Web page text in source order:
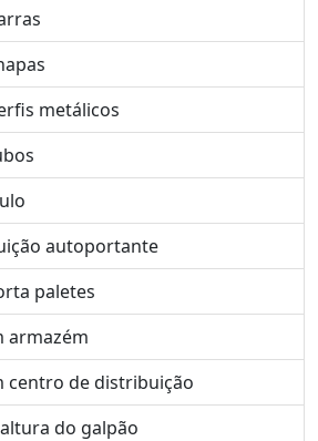
metálicos
autoportante
paletes
armazém
centro de distribuição
do galpão